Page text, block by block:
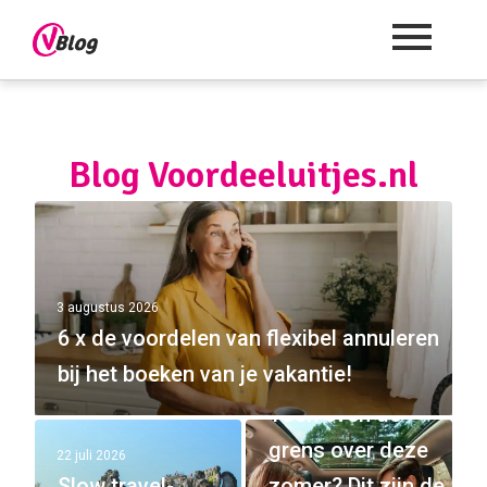
Blog Voordeeluitjes.nl
3 augustus 2026
6 x de voordelen van flexibel annuleren
bij het boeken van je vakantie!
22 juli 2026
8 juli 2026
Tóch even de
grens over deze